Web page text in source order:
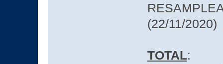
(22/11/2020)
TOTAL: